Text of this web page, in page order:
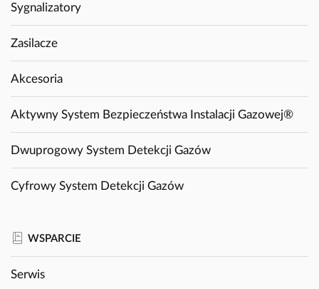
Sygnalizatory
Zasilacze
Akcesoria
Aktywny System Bezpieczeństwa Instalacji Gazowej®
Dwuprogowy System Detekcji Gazów
Cyfrowy System Detekcji Gazów
WSPARCIE
Serwis